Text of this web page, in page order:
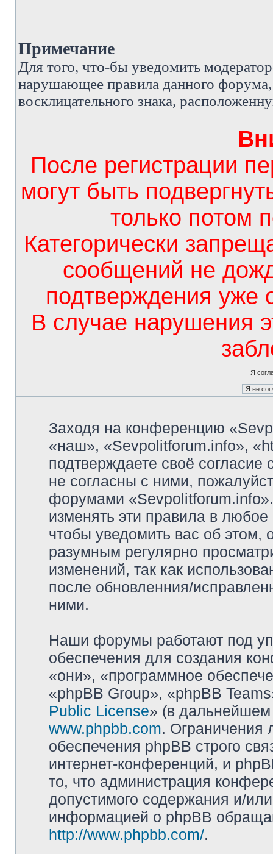
Примечание
Для того, что-бы уведомить
нарушающее правила данного форума,
восклицательного знака,
После регистрации
могут быть
только потом
Категорически
сообщений не
подтверждения уже
В случае нарушения
Заходя на конференцию
«наш», «Sevpolitforum.info»,
подтверждаете своё
не согласны с ними,
форумами
изменять эти правила в
чтобы уведомить вас об
разумным регулярно
изменений, так как
после обновленния/
ними.
Наши форумы работают под
обеспечения для создания
«они», «программное
«phpBB Group», «phpBB
Public License» (в дальнейшем
www.phpbb.com. Ограничения
обеспечения phpBB строго
интернет-конференций, и
то, что администрация
допустимого содержания и/
информацией о phpBB
http://www.phpbb.com/.